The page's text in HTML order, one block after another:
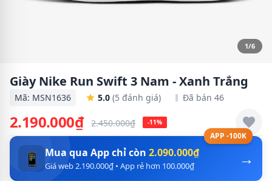
1/6
Giày Nike Run Swift 3 Nam - Xanh Trắng
Mã: MSN1636 5.0 (5 đánh giá) Đã bán 46
2.190.000₫ 2.450.000₫ -11%
APP -100K
→
📱 Mua qua App chỉ còn 2.090.000₫
Giá web 2.190.000₫ • App rẻ hơn 100.000₫